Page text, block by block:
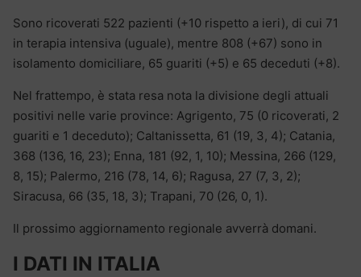
Sono ricoverati 522 pazienti (+10 rispetto a ieri), di cui 71
in terapia intensiva (uguale), mentre 808 (+67) sono in
isolamento domiciliare, 65 guariti (+5) e 65 deceduti (+8).
Nel frattempo, è stata resa nota la divisione degli attuali
positivi nelle varie province: Agrigento, 75 (0 ricoverati, 2
guariti e 1 deceduto); Caltanissetta, 61 (19, 3, 4); Catania,
368 (136, 16, 23); Enna, 181 (92, 1, 10); Messina, 266 (129,
8, 15); Palermo, 216 (78, 14, 6); Ragusa, 27 (7, 3, 2);
Siracusa, 66 (35, 18, 3); Trapani, 70 (26, 0, 1).
Il prossimo aggiornamento regionale avverrà domani.
I DATI IN ITALIA